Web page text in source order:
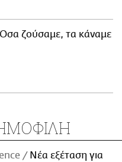
ζούσαμε, τα κάναμε
Νέα εξέταση για